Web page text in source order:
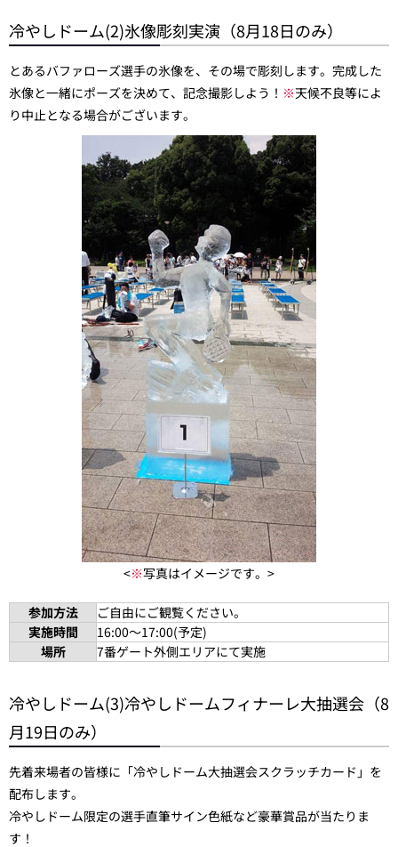
冷やしドーム(2)氷像彫刻実演（8月18日のみ）
とあるバファローズ選手の氷像を、その場で彫刻します。完成した
氷像と一緒にポーズを決めて、記念撮影しよう！ ※天候不良等によ
り中止となる場合がございます。
<※写真はイメージです。>
参加方法
ご自由にご観覧ください。
実施時間
16:00～17:00(予定)
場所
7番ゲート外側エリアにて実施
冷やしドーム(3)冷やしドームフィナーレ大抽選会（8
月19日のみ）
先着来場者の皆様に「冷やしドーム大抽選会スクラッチカード」を
配布します。
冷やしドーム限定の選手直筆サイン色紙など豪華賞品が当たりま
す！